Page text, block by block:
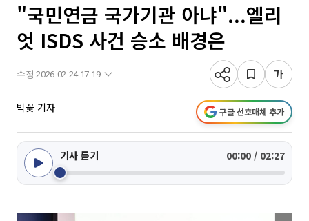
"국민연금 국가기관 아냐"...엘리
엇 ISDS 사건 승소 배경은
수정 2026-02-24 17:19
박꽃 기자 구글 선호매체 추가
기사 듣기 00:00 / 02:27